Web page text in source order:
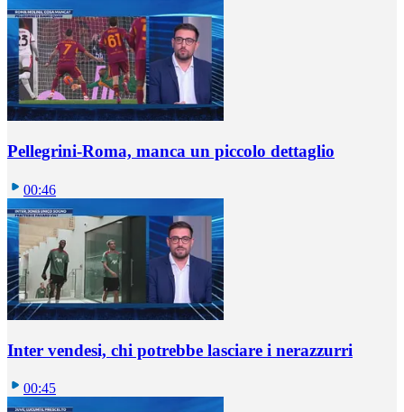
Pellegrini-Roma, manca un piccolo dettaglio
00:46
Inter vendesi, chi potrebbe lasciare i nerazzurri
00:45